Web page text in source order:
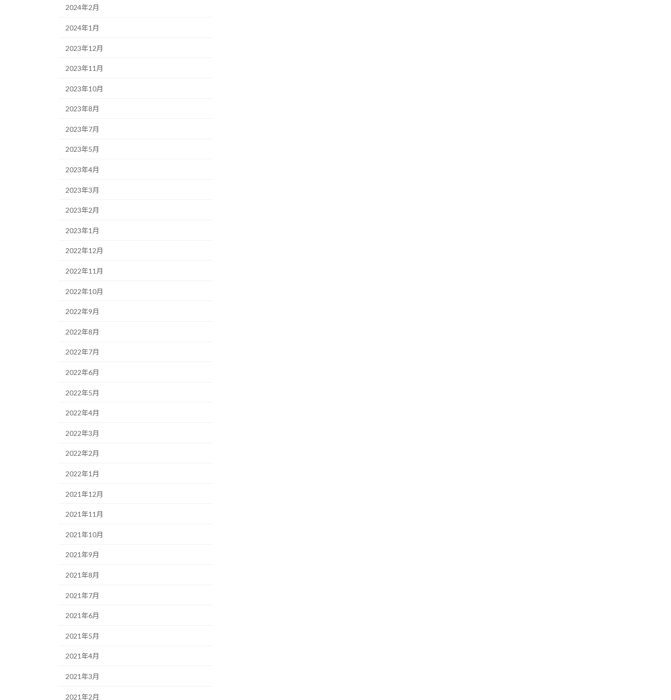
2024年2月
2024年1月
2023年12月
2023年11月
2023年10月
2023年8月
2023年7月
2023年5月
2023年4月
2023年3月
2023年2月
2023年1月
2022年12月
2022年11月
2022年10月
2022年9月
2022年8月
2022年7月
2022年6月
2022年5月
2022年4月
2022年3月
2022年2月
2022年1月
2021年12月
2021年11月
2021年10月
2021年9月
2021年8月
2021年7月
2021年6月
2021年5月
2021年4月
2021年3月
2021年2月